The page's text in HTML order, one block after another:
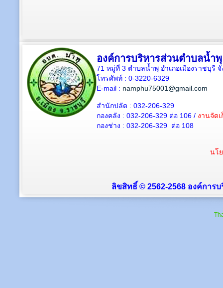
องค์การบริหารส่วนตำบลน้ำพุ
71 หมู่ที่ 3 ตำบลน้ำพุ อำเภอเมืองราชบุรี
โทรศัพท์ : 0-3220-6329
E-mail : namphu75001@gmail.com
สำนักปลัด : 032-206-329
กองคลัง : 032-206-329 ต่อ 106 / งานจัด
กองช่าง : 032-206-329 ต่อ 108
นโ
ลิขสิทธิ์ © 2562-2568 องค์การ